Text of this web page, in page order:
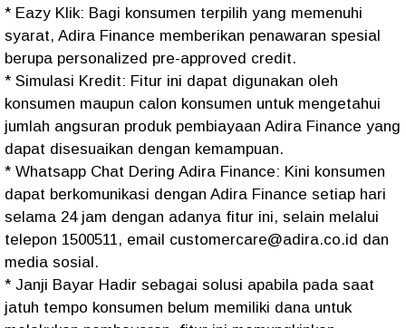
* Eazy Klik: Bagi konsumen terpilih yang memenuhi
syarat, Adira Finance memberikan penawaran spesial
berupa personalized pre-approved credit.
* Simulasi Kredit: Fitur ini dapat digunakan oleh
konsumen maupun calon konsumen untuk mengetahui
jumlah angsuran produk pembiayaan Adira Finance yang
dapat disesuaikan dengan kemampuan.
* Whatsapp Chat Dering Adira Finance: Kini konsumen
dapat berkomunikasi dengan Adira Finance setiap hari
selama 24 jam dengan adanya fitur ini, selain melalui
telepon 1500511, email customercare@adira.co.id dan
media sosial.
* Janji Bayar Hadir sebagai solusi apabila pada saat
jatuh tempo konsumen belum memiliki dana untuk